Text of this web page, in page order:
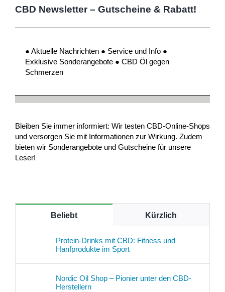
CBD Newsletter – Gutscheine & Rabatt!
● Aktuelle Nachrichten ● Service und Info ●
Exklusive Sonderangebote ● CBD Öl gegen
Schmerzen
Bleiben Sie immer informiert: Wir testen CBD-Online-Shops
und versorgen Sie mit Informationen zur Wirkung. Zudem
bieten wir Sonderangebote und Gutscheine für unsere
Leser!
Beliebt Kürzlich
Protein-Drinks mit CBD: Fitness und
Hanfprodukte im Sport
Nordic Oil Shop – Pionier unter den CBD-
Herstellern